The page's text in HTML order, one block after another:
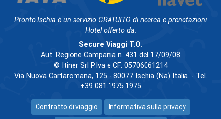
Pronto Ischia è un servizio GRATUITO di ricerca e prenotazioni
Hotel offerto da:
Secure Viaggi T.O.
Aut. Regione Campania n. 431 del 17/09/08
© Itiner Srl P.Iva e CF: 05706061214
Via Nuova Cartaromana, 125 - 80077 Ischia (Na) Italia. - Tel.
+39 081.1975.1975
Contratto di viaggio Informativa sulla privacy